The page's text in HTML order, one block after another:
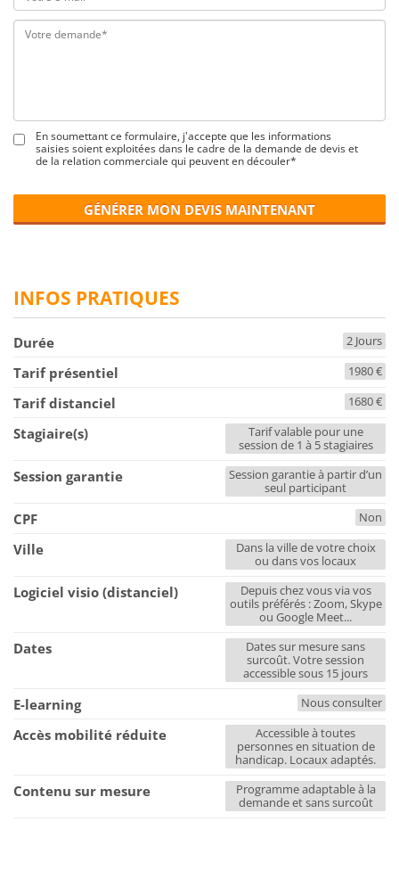
En soumettant ce formulaire, j'accepte que les informations
saisies soient exploitées dans le cadre de la demande de devis et
de la relation commerciale qui peuvent en découler*
GÉNÉRER MON DEVIS MAINTENANT
INFOS PRATIQUES
Durée 2 Jours
Tarif présentiel 1980 €
Tarif distanciel 1680 €
Stagiaire(s)
Tarif valable pour une
session de 1 à 5 stagiaires
Session garantie
Session garantie à partir d’un
seul participant
CPF Non
Ville
Dans la ville de votre choix
ou dans vos locaux
Logiciel visio (distanciel)
Depuis chez vous via vos
outils préférés : Zoom, Skype
ou Google Meet...
Dates
Dates sur mesure sans
surcoût. Votre session
accessible sous 15 jours
E-learning Nous consulter
Accès mobilité réduite
Accessible à toutes
personnes en situation de
handicap. Locaux adaptés.
Contenu sur mesure
Programme adaptable à la
demande et sans surcoût